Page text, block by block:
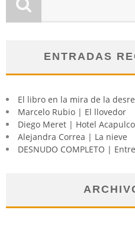
ENTRADAS
El libro en la mira de la
Marcelo Rubio | El llovedor
Diego Meret | Hotel Acapulco
Alejandra Correa | La nieve
DESNUDO COMPLETO |